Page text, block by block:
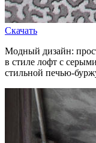
Скачать
Модный дизайн:
в стиле лофт с
стильной печью-